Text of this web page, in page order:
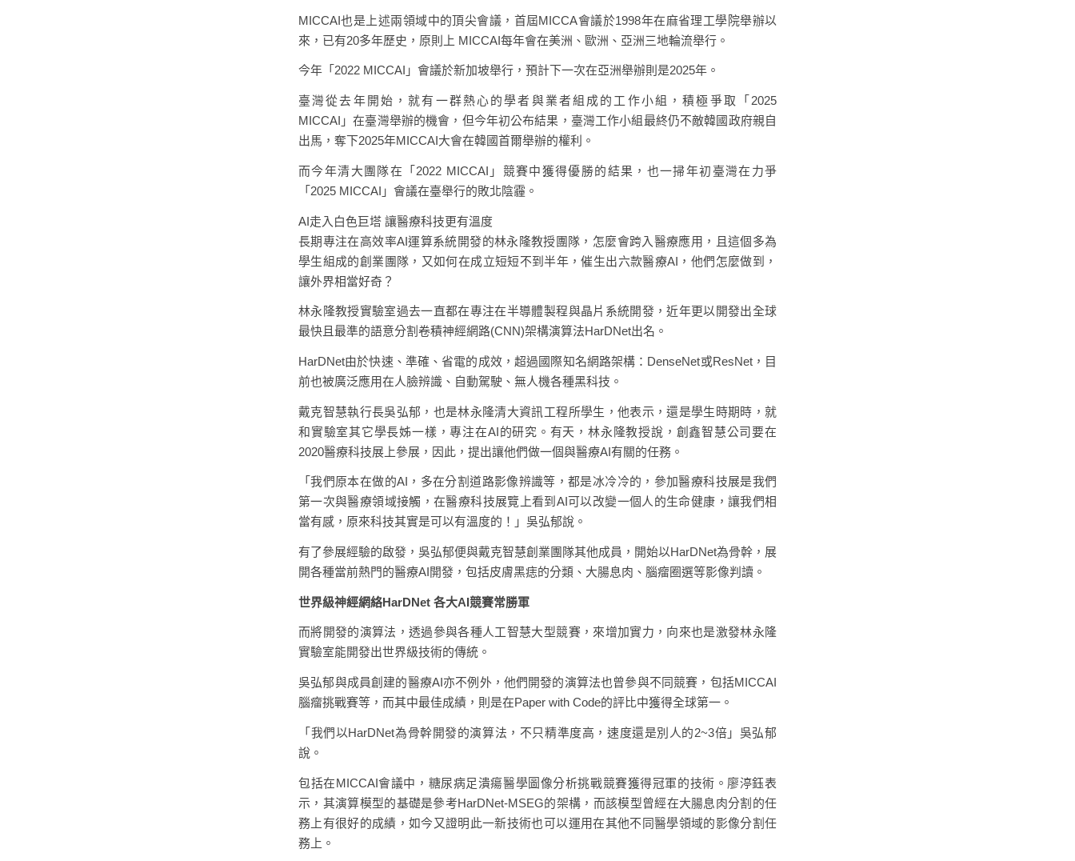
MICCAI也是上述兩領域中的頂尖會議，首屆MICCA會議於1998年在麻省理工學院舉辦以
來，已有20多年歷史，原則上 MICCAI每年會在美洲、歐洲、亞洲三地輪流舉行。
今年「2022 MICCAI」會議於新加坡舉行，預計下一次在亞洲舉辦則是2025年。
臺灣從去年開始，就有一群熱心的學者與業者組成的工作小組，積極爭取「2025
MICCAI」在臺灣舉辦的機會，但今年初公布結果，臺灣工作小組最終仍不敵韓國政府親自
出馬，奪下2025年MICCAI大會在韓國首爾舉辦的權利。
而今年清大團隊在「2022 MICCAI」競賽中獲得優勝的結果，也一掃年初臺灣在力爭
「2025 MICCAI」會議在臺舉行的敗北陰霾。
AI走入白色巨塔 讓醫療科技更有溫度
長期專注在高效率AI運算系統開發的林永隆教授團隊，怎麼會跨入醫療應用，且這個多為
學生組成的創業團隊，又如何在成立短短不到半年，催生出六款醫療AI，他們怎麼做到，
讓外界相當好奇？
林永隆教授實驗室過去一直都在專注在半導體製程與晶片系統開發，近年更以開發出全球
最快且最準的語意分割卷積神經網路(CNN)架構演算法HarDNet出名。
HarDNet由於快速、準確、省電的成效，超過國際知名網路架構：DenseNet或ResNet，目
前也被廣泛應用在人臉辨識、自動駕駛、無人機各種黑科技。
戴克智慧執行長吳弘郁，也是林永隆清大資訊工程所學生，他表示，還是學生時期時，就
和實驗室其它學長姊一樣，專注在AI的研究。有天，林永隆教授說，創鑫智慧公司要在
2020醫療科技展上參展，因此，提出讓他們做一個與醫療AI有關的任務。
「我們原本在做的AI，多在分割道路影像辨識等，都是冰冷冷的，參加醫療科技展是我們
第一次與醫療領域接觸，在醫療科技展覽上看到AI可以改變一個人的生命健康，讓我們相
當有感，原來科技其實是可以有溫度的！」吳弘郁說。
有了參展經驗的啟發，吳弘郁便與戴克智慧創業團隊其他成員，開始以HarDNet為骨幹，展
開各種當前熱門的醫療AI開發，包括皮膚黑痣的分類、大腸息肉、腦瘤圈選等影像判讀。
世界級神經網絡HarDNet 各大AI競賽常勝軍
而將開發的演算法，透過參與各種人工智慧大型競賽，來增加實力，向來也是激發林永隆
實驗室能開發出世界級技術的傳統。
吳弘郁與成員創建的醫療AI亦不例外，他們開發的演算法也曾參與不同競賽，包括MICCAI
腦瘤挑戰賽等，而其中最佳成績，則是在Paper with Code的評比中獲得全球第一。
「我們以HarDNet為骨幹開發的演算法，不只精準度高，速度還是別人的2~3倍」吳弘郁
說。
包括在MICCAI會議中，糖尿病足潰瘍醫學圖像分析挑戰競賽獲得冠軍的技術。廖渟鈺表
示，其演算模型的基礎是參考HarDNet-MSEG的架構，而該模型曾經在大腸息肉分割的任
務上有很好的成績，如今又證明此一新技術也可以運用在其他不同醫學領域的影像分割任
務上。